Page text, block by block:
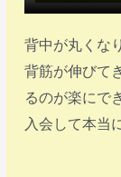
背中が丸くな
背筋が伸びて
るのが楽にで
入会して本当